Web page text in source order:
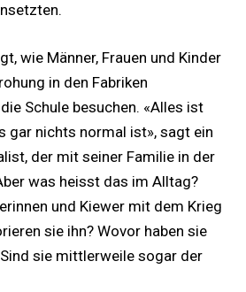
wie Männer, Frauen und Kinder
in den Fabriken
Schule besuchen. «Alles ist
gar nichts normal ist», sagt ein
der mit seiner Familie in der
was heisst das im Alltag?
und Kiewer mit dem Krieg
sie ihn? Wovor haben sie
sie mittlerweile sogar der